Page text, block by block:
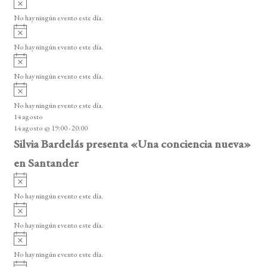
n
t
o
s
o
v
i
o
No hay ningún evento este día.
A
v
i
o
No hay ningún evento este día.
A
v
i
o
No hay ningún evento este día.
A
v
i
s
o
No hay ningún evento este día.
14 agosto
14 agosto @ 19:00-20:00
Silvia Bardelás presenta «Una conciencia nueva»
en Santander
A
v
i
o
No hay ningún evento este día.
A
v
i
o
No hay ningún evento este día.
A
v
i
No hay ningún evento este día.
A